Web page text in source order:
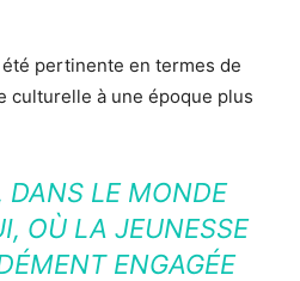
pertinente en termes de
culturelle à une époque plus
DANS LE MONDE
OÙ LA JEUNESSE
ENGAGÉE